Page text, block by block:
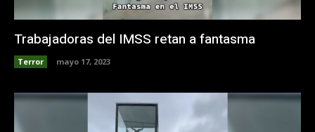
Trabajadoras del IMSS retan a fantasma
Terror mayo 17, 2023